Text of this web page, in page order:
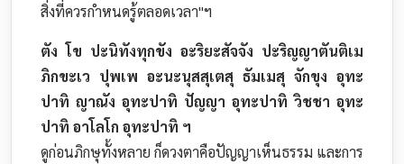
สิ่งที่ควรกำหนดรู้ตลอดเวลา"ฯ
ตัง โข ปะนิทังทุกขัง อะริยะสัจจัง ปะริญญาตันติเม
ภิกขะเว ปุพเพ อะนะนุสสุเตสุ ธัมเมสุ จักขุง อุทะ
ปาทิ ญาณัง อุทะปาทิ ปัญญา อุทะปาทิ วิชชา อุทะ
ปาทิ อาโลโก อุทะปาทิ ฯ
ดูก่อนภิกษุทั้งหลาย ก็ดวงตาคือปัญญาเห็นธรรม และการ